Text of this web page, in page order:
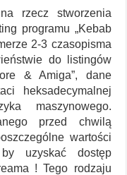
rzecz stworzenia
programu „Kebab
2-3 czasopisma
do listingów
& Amiga”, dane
heksadecymalnej
maszynowego.
przed chwilą
wartości
uzyskać dostęp
! Tego rodzaju